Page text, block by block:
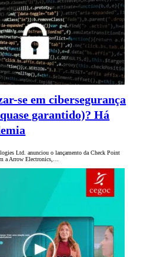
se em cibersegurança
garantido)? Há
Ltd. anunciou o lançamento da Check Point
a Arrow Electronics,…